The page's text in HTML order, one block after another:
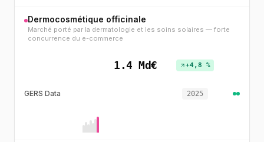
Dermocosmétique officinale
Marché porté par la dermatologie et les soins solaires — forte
concurrence du e-commerce
1.4 Md€ +4,8 %
GERS Data 2025